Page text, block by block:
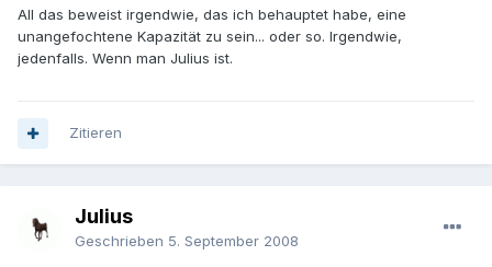
All das beweist irgendwie, das ich behauptet habe, eine
unangefochtene Kapazität zu sein... oder so. Irgendwie,
jedenfalls. Wenn man Julius ist.
Zitieren
Julius
Geschrieben 5. September 2008